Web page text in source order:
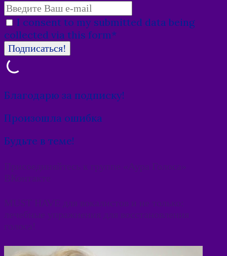
I consent to my submitted data being
collected via this form*
Благодарю за подписку!
Произошла ошибка
Будьте в теме!